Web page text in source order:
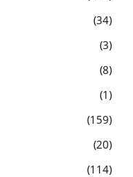
34
3
8
1
159
20
114